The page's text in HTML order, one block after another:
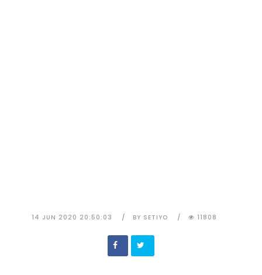
14 JUN 2020 20:50:03 BY SETIYO 11808